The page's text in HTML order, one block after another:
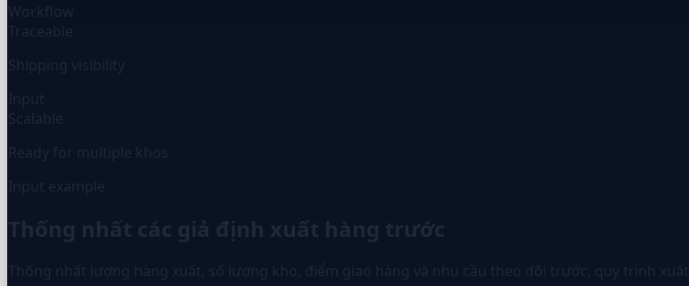
Workflow
Traceable
Shipping visibility
Input
Scalable
Ready for multiple khos
Input example
Thống nhất các giả định xuất hàng trước
Thống nhất lượng hàng xuất, số lượng kho, điểm giao hàng và nhu cầu theo dõi trước, quy trình